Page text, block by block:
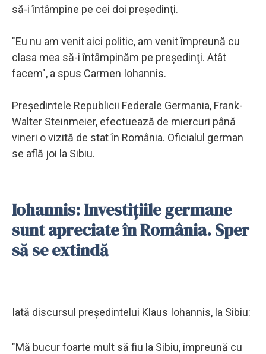
să-i întâmpine pe cei doi preşedinţi.
"Eu nu am venit aici politic, am venit împreună cu
clasa mea să-i întâmpinăm pe preşedinţi. Atât
facem", a spus Carmen Iohannis.
Preşedintele Republicii Federale Germania, Frank-
Walter Steinmeier, efectuează de miercuri până
vineri o vizită de stat în România. Oficialul german
se află joi la Sibiu.
Iohannis: Investițiile germane
sunt apreciate în România. Sper
să se extindă
Iată discursul președintelui Klaus Iohannis, la Sibiu:
"Mă bucur foarte mult să fiu la Sibiu, împreună cu